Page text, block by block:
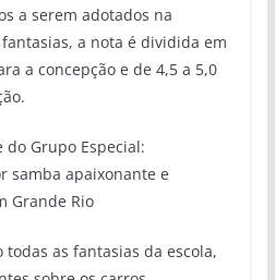
a serem adotados na
a nota é dividida em
a concepção e de 4,5 a 5,0
do Grupo Especial:
samba apaixonante e
Grande Rio
as fantasias da escola,